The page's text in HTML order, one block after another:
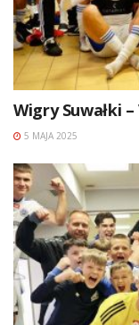
Wigry Suwałki
5 MAJA 2025